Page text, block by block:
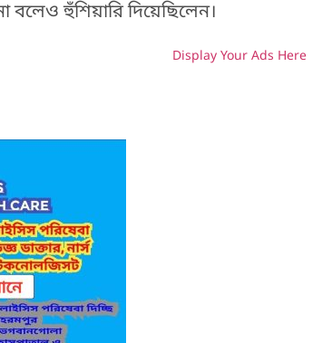
হুঁশিয়ারি দিয়েছিলেন।
Display Your Ads Here